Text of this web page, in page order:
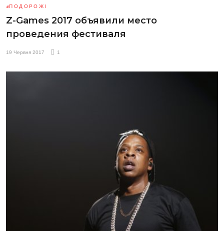
ПОДОРОЖІ
Z-Games 2017 объявили место
проведения фестиваля
19 Червня 2017 1